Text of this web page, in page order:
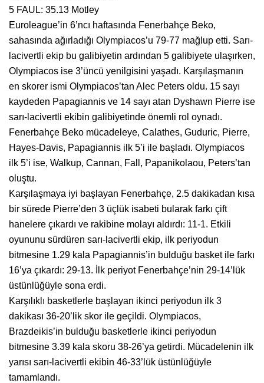
5 FAUL: 35.13 Motley
Euroleague’in 6’ncı haftasında Fenerbahçe Beko,
sahasında ağırladığı Olympiacos’u 79-77 mağlup etti. Sarı-
lacivertli ekip bu galibiyetin ardından 5 galibiyete ulaşırken,
Olympiacos ise 3’üncü yenilgisini yaşadı. Karşılaşmanın
en skorer ismi Olympiacos’tan Alec Peters oldu. 15 sayı
kaydeden Papagiannis ve 14 sayı atan Dyshawn Pierre ise
sarı-lacivertli ekibin galibiyetinde önemli rol oynadı.
Fenerbahçe Beko mücadeleye, Calathes, Guduric, Pierre,
Hayes-Davis, Papagiannis ilk 5’i ile başladı. Olympiacos
ilk 5’i ise, Walkup, Cannan, Fall, Papanikolaou, Peters’tan
oluştu.
Karşılaşmaya iyi başlayan Fenerbahçe, 2.5 dakikadan kısa
bir sürede Pierre’den 3 üçlük isabeti bularak farkı çift
hanelere çıkardı ve rakibine molayı aldırdı: 11-1. Etkili
oyununu sürdüren sarı-lacivertli ekip, ilk periyodun
bitmesine 1.29 kala Papagiannis’in bulduğu basket ile farkı
16’ya çıkardı: 29-13. İlk periyot Fenerbahçe’nin 29-14’lük
üstünlüğüyle sona erdi.
Karşılıklı basketlerle başlayan ikinci periyodun ilk 3
dakikası 36-20’lik skor ile geçildi. Olympiacos,
Brazdeikis’in bulduğu basketlerle ikinci periyodun
bitmesine 3.39 kala skoru 38-26’ya getirdi. Mücadelenin ilk
yarısı sarı-lacivertli ekibin 46-33’lük üstünlüğüyle
tamamlandı.